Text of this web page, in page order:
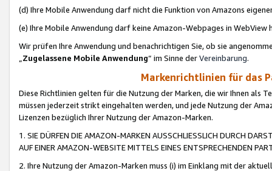
(d) Ihre Mobile Anwendung darf nicht die Funktion von Amazons
(e) Ihre Mobile Anwendung darf keine Amazon-Webpages in WebView
Wir prüfen Ihre Anwendung und benachrichtigen Sie, ob sie
„Zugelassene Mobile Anwendung“ im Sinne derVereinbarung.
Markenrichtlinien für das
Diese Richtlinien gelten für die Nutzung der Marken, die wir Ihnen als
müssen jederzeit strikt eingehalten werden, und jede Nutzung der
Lizenzen bezüglich Ihrer Nutzung der Amazon-Marken.
1. SIE DÜRFEN DIE AMAZON-MARKEN AUSSCHLIESSLICH DURCH
AUF EINER AMAZON-WEBSITE MITTELS EINES ENTSPRECHENDEN
2. Ihre Nutzung der Amazon-Marken muss (i) im Einklang mit der